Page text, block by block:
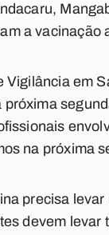
a vacinação
Vigilância em
na próxima
precisa
devem